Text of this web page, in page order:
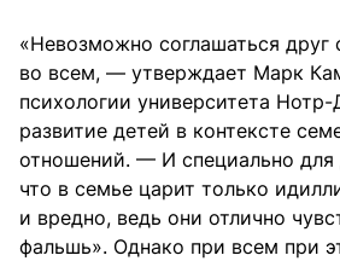
«Невозможно соглашаться друг
во всем, — утверждает Марк
психологии университета
развитие детей в контексте
отношений. — И специально для
что в семье царит только
и вредно, ведь они отлично
фальшь». Однако при всем при